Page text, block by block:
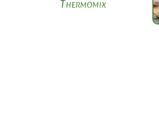
Thermomix